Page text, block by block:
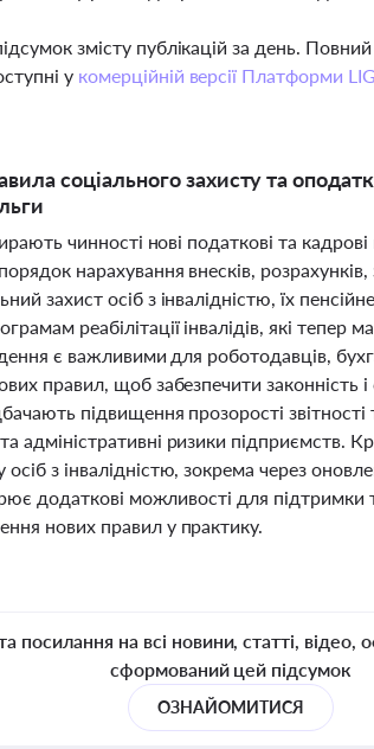
змісту публікацій за день.
у комерційній версії Платформи
соціального захисту та
чинності нові податкові та
нарахування внесків, розрахунків,
захист осіб з інвалідністю, їх
реабілітації інвалідів, які тепер
є важливими для роботодавців,
правил, щоб забезпечити законність і
підвищення прозорості
адміністративні ризики підприємств.
з інвалідністю, зокрема через
додаткові можливості для підтримки
нових правил у практику.
посилання на всі новини, статті, відео,
сформований цей підсумок
ОЗНАЙОМИТИСЯ